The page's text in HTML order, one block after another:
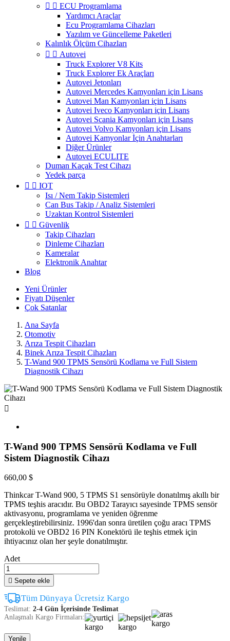
  ECU Programlama
Yardımcı Araçlar
Ecu Programlama Cihazları
Yazılım ve Güncelleme Paketleri
Kalınlık Ölçüm Cihazları
  Autovei
Truck Explorer V8 Kits
Truck Explorer Ek Araçları
Autovei Jetonları
Autovei Mercedes Kamyonları için Lisans
Autovei Man Kamyonları için Lisans
Autovei Iveco Kamyonları için Lisans
Autovei Scania Kamyonları için Lisans
Autovei Volvo Kamyonları için Lisans
Autovei Kamyonlar İçin Anahtarları
Diğer Ürünler
Autovei ECULITE
Duman Kaçak Test Cihazı
Yedek parça
  IOT
Isı / Nem Takip Sistemleri
Can Bus Takip / Analiz Sistemleri
Uzaktan Kontrol Sistemleri
  Güvenlik
Takip Cihazları
Dinleme Cihazları
Kameralar
Elektronik Anahtar
Blog
Yeni Ürünler
Fiyatı Düşenler
Çok Satanlar
Ana Sayfa
Otomotiv
Arıza Tespit Cihazları
Binek Arıza Tespit Cihazları
T-Wand 900 TPMS Sensörü Kodlama ve Full Sistem
Diagnostik Cihazı

T-Wand 900 TPMS Sensörü Kodlama ve Full
Sistem Diagnostik Cihazı
660,00 $
Thinkcar T-Wand 900, 5 TPMS S1 sensörüyle donatılmış akıllı bir
TPMS teşhis aracıdır. Bu OBD2 Tarayıcı sayesinde TPMS sensör
aktivasyonu, programlama ve yeniden öğrenme
gerçekleştirebilirsiniz. 1996'dan sonra üretilen çoğu aracı TPMS
protokolü ve OBD2 16 PIN Konektörü ile teşhis etmek için
ihtiyacınız olan her şeyle donatılmıştır.
Adet
 Sepete ekle
Tüm Dünyaya Ücretsiz Kargo
Teslimat: 2-4 Gün İçerisinde Teslimat
Anlaşmalı Kargo Firmaları: